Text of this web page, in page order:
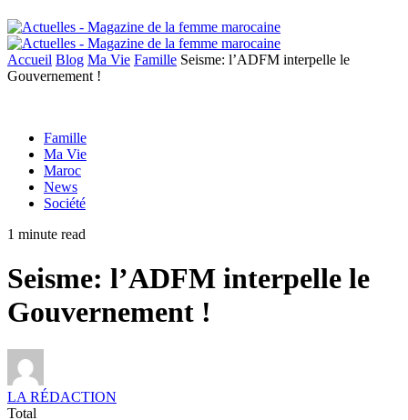
Accueil Blog Ma Vie Famille Seisme: l’ADFM interpelle le
Gouvernement !
Famille
Ma Vie
Maroc
News
Société
1 minute read
Seisme: l’ADFM interpelle le
Gouvernement !
LA RÉDACTION
Total